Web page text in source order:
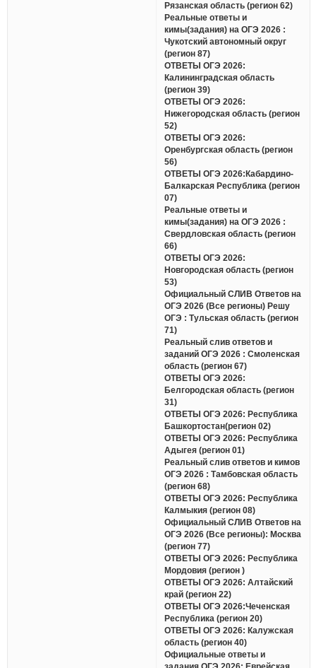
Рязанская область (регион 62)
Реальные ответы и
кимы(задания) на ОГЭ 2026 :
Чукотский автономный округ
(регион 87)
ОТВЕТЫ ОГЭ 2026:
Калининградская область
(регион 39)
ОТВЕТЫ ОГЭ 2026:
Нижегородская область (регион
52)
ОТВЕТЫ ОГЭ 2026:
Оренбургская область (регион
56)
ОТВЕТЫ ОГЭ 2026:Кабардино-
Балкарская Республика (регион
07)
Реальные ответы и
кимы(задания) на ОГЭ 2026 :
Свердловская область (регион
66)
ОТВЕТЫ ОГЭ 2026:
Новгородская область (регион
53)
Официальный СЛИВ Ответов на
ОГЭ 2026 (Все регионы) Решу
ОГЭ : Тульская область (регион
71)
Реальный слив ответов и
заданий ОГЭ 2026 : Смоленская
область (регион 67)
ОТВЕТЫ ОГЭ 2026:
Белгородская область (регион
31)
ОТВЕТЫ ОГЭ 2026: Республика
Башкортостан(регион 02)
ОТВЕТЫ ОГЭ 2026: Республика
Адыгея (регион 01)
Реальный слив ответов и кимов
ОГЭ 2026 : Тамбовская область
(регион 68)
ОТВЕТЫ ОГЭ 2026: Республика
Калмыкия (регион 08)
Официальный СЛИВ Ответов на
ОГЭ 2026 (Все регионы): Москва
(регион 77)
ОТВЕТЫ ОГЭ 2026: Республика
Мордовия (регион )
ОТВЕТЫ ОГЭ 2026: Алтайский
край (регион 22)
ОТВЕТЫ ОГЭ 2026:Чеченская
Республика (регион 20)
ОТВЕТЫ ОГЭ 2026: Калужская
область (регион 40)
Официальные ответы и